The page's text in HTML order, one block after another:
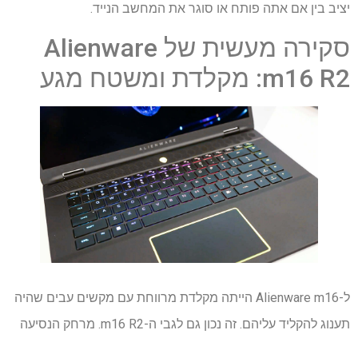
יציב בין אם אתה פותח או סוגר את המחשב הנייד.
סקירה מעשית של Alienware
m16 R2: מקלדת ומשטח מגע
ל-Alienware m16 הייתה מקלדת מרווחת עם מקשים עבים שהיה
תענוג להקליד עליהם. זה נכון גם לגבי ה-m16 R2. מרחק הנסיעה